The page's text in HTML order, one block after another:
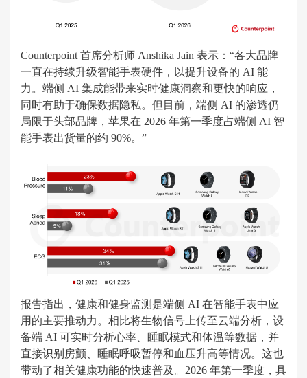
Counterpoint 首席分析师 Anshika Jain 表示：“各大品牌
一直在持续升级智能手表硬件，以提升设备的 AI 能
力。端侧 AI 集成能带来实时健康洞察和更快的响应，
同时有助于确保数据隐私。但目前，端侧 AI 的渗透仍
局限于头部品牌，苹果在 2026 年第一季度占端侧 AI 智
能手表出货量的约 90%。”
报告指出，健康和健身监测是端侧 AI 在智能手表中应
用的主要推动力。相比将生物信号上传至云端分析，设
备端 AI 可实时分析心率、睡眠模式和体温等数据，并
直接识别房颤、睡眠呼吸暂停和血压升高等情况。这也
带动了相关健康功能的快速普及。2026 年第一季度，具